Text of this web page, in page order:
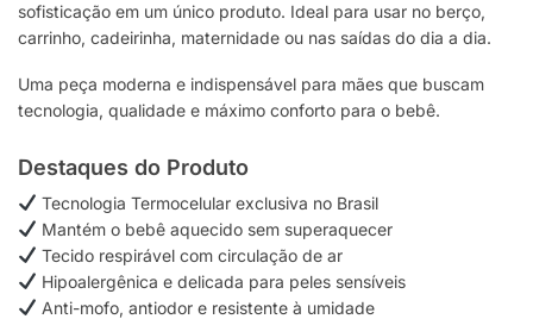
sofisticação em um único produto. Ideal para usar no berço,
carrinho, cadeirinha, maternidade ou nas saídas do dia a dia.
Uma peça moderna e indispensável para mães que buscam
tecnologia, qualidade e máximo conforto para o bebê.
Destaques do Produto
Tecnologia Termocelular exclusiva no Brasil
Mantém o bebê aquecido sem superaquecer
Tecido respirável com circulação de ar
Hipoalergênica e delicada para peles sensíveis
Anti-mofo, antiodor e resistente à umidade